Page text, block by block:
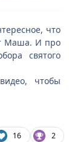
что
Маша. И про
святого
чтобы
16 2